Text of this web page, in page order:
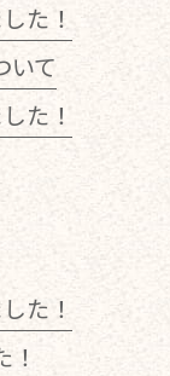
た！
いて
た！
た！